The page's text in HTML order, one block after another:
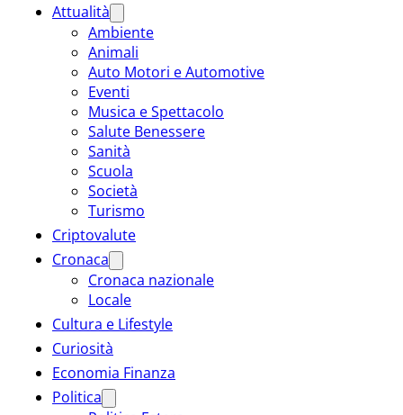
Attualità
Ambiente
Animali
Auto Motori e Automotive
Eventi
Musica e Spettacolo
Salute Benessere
Sanità
Scuola
Società
Turismo
Criptovalute
Cronaca
Cronaca nazionale
Locale
Cultura e Lifestyle
Curiosità
Economia Finanza
Politica